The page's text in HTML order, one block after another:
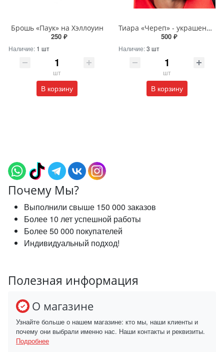
Брошь «Паук» на Хэллоуин
250 ₽
Наличие: 1 шт
шт
В корзину
Тиара «Череп» - украшение на Хэллоуин
500 ₽
Наличие:3 шт
шт
В корзину
Почему Мы?
Выполнили свыше 150 000 заказов
Более 10 лет успешной работы
Более 50 000 покупателей
Индивидуальный подход!
Полезная информация
О магазине
Узнайте больше о нашем магазине: кто мы, наши клиенты и
почему они выбрали именно нас. Наши контакты и реквизиты.
Подробнее